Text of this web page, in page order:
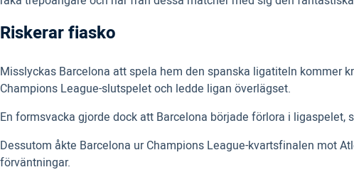
Riskerar fiasko
Misslyckas Barcelona att spela hem den spanska ligatiteln kommer
Champions League-slutspelet och ledde ligan överlägset.
En formsvacka gjorde dock att Barcelona började förlora i
Dessutom åkte Barcelona ur Champions League-kvartsfinalen mot
förväntningar.